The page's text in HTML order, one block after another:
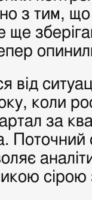
з тим, що
ще
від
коли
за
Поточний